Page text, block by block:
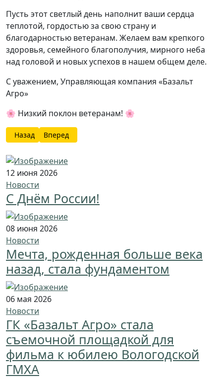
Пусть этот светлый день наполнит ваши сердца
теплотой, гордостью за свою страну и
благодарностью ветеранам. Желаем вам крепкого
здоровья, семейного благополучия, мирного неба
над головой и новых успехов в нашем общем деле.
С уважением, Управляющая компания «Базальт
Агро»
🌸 Низкий поклон ветеранам! 🌸
Предыдущий: Мечта, рожденная больше века назад, стала
Назад Следующий: ГК «Базальт Агро» стала съемочной
Вперед
12 июня 2026
Новости
С Днём России!
08 июня 2026
Новости
Мечта, рожденная больше века
назад, стала фундаментом
06 мая 2026
Новости
ГК «Базальт Агро» стала
съемочной площадкой для
фильма к юбилею Вологодской
ГМХА